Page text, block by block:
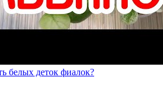
белых деток фиалок?